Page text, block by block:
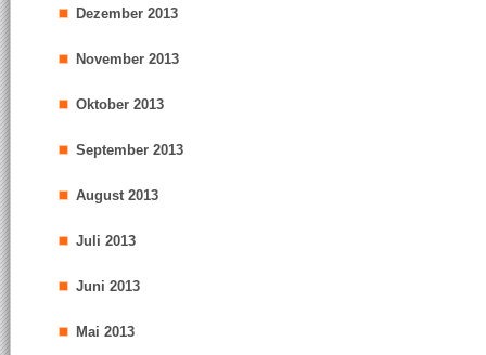
Dezember 2013
November 2013
Oktober 2013
September 2013
August 2013
Juli 2013
Juni 2013
Mai 2013